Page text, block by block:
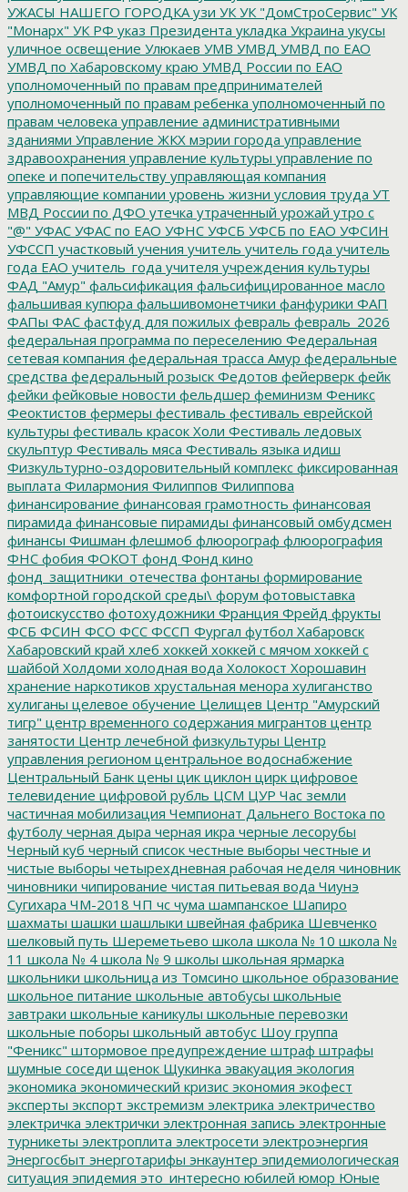
УЖАСЫ НАШЕГО ГОРОДКА узи УК УК "ДомСтроСервис" УК
"Монарх" УК РФ указ Президента укладка Украина укусы
уличное освещение Улюкаев УМВ УМВД УМВД по ЕАО
УМВД по Хабаровскому краю УМВД России по ЕАО
уполномоченный по правам предпринимателей
уполномоченный по правам ребенка уполномоченный по
правам человека управление административными
зданиями Управление ЖКХ мэрии города управление
здравоохранения управление культуры управление по
опеке и попечительству управляющая компания
управляющие компании уровень жизни условия труда УТ
МВД России по ДФО утечка утраченный урожай утро с
"@" УФАС УФАС по ЕАО УФНС УФСБ УФСБ по ЕАО УФСИН
УФССП участковый учения учитель учитель года учитель
года ЕАО учитель_года учителя учреждения культуры
ФАД "Амур" фальсификация фальсифицированное масло
фальшивая купюра фальшивомонетчики фанфурики ФАП
ФАПы ФАС фастфуд для пожилых февраль февраль_2026
федеральная программа по переселению Федеральная
сетевая компания федеральная трасса Амур федеральные
средства федеральный розыск Федотов фейерверк фейк
фейки фейковые новости фельдшер феминизм Феникс
Феоктистов фермеры фестиваль фестиваль еврейской
культуры фестиваль красок Холи Фестиваль ледовых
скульптур Фестиваль мяса Фестиваль языка идиш
Физкультурно-оздоровительный комплекс фиксированная
выплата Филармония Филиппов Филиппова
финансирование финансовая грамотность финансовая
пирамида финансовые пирамиды финансовый омбудсмен
финансы Фишман флешмоб флюорограф флюорография
ФНС фобия ФОКОТ фонд Фонд кино
фонд_защитники_отечества фонтаны формирование
комфортной городской среды\ форум фотовыставка
фотоискусство фотохудожники Франция Фрейд фрукты
ФСБ ФСИН ФСО ФСС ФССП Фургал футбол Хабаровск
Хабаровский край хлеб хоккей хоккей с мячом хоккей с
шайбой Холдоми холодная вода Холокост Хорошавин
хранение наркотиков хрустальная менора хулиганство
хулиганы целевое обучение Целищев Центр "Амурский
тигр" центр временного содержания мигрантов центр
занятости Центр лечебной физкультуры Центр
управления регионом центральное водоснабжение
Центральный Банк цены цик циклон цирк цифровое
телевидение цифровой рубль ЦСМ ЦУР Час земли
частичная мобилизация Чемпионат Дальнего Востока по
футболу черная дыра черная икра черные лесорубы
Черный куб черный список честные выборы честные и
чистые выборы четырехдневная рабочая неделя чиновник
чиновники чипирование чистая питьевая вода Чиунэ
Сугихара ЧМ-2018 ЧП чс чума шампанское Шапиро
шахматы шашки шашлыки швейная фабрика Шевченко
шелковый путь Шереметьево школа школа № 10 школа №
11 школа № 4 школа № 9 школы школьная ярмарка
школьники школьница из Томсино школьное образование
школьное питание школьные автобусы школьные
завтраки школьные каникулы школьные перевозки
школьные поборы школьный автобус Шоу группа
"Феникс" штормовое предупреждение штраф штрафы
шумные соседи щенок Щукинка эвакуация экология
экономика экономический кризис экономия экофест
эксперты экспорт экстремизм электрика электричество
электричка электрички электронная запись электронные
турникеты электроплита электросети электроэнергия
Энергосбыт энерготарифы энкаунтер эпидемиологическая
ситуация эпидемия это_интересно юбилей юмор Юные